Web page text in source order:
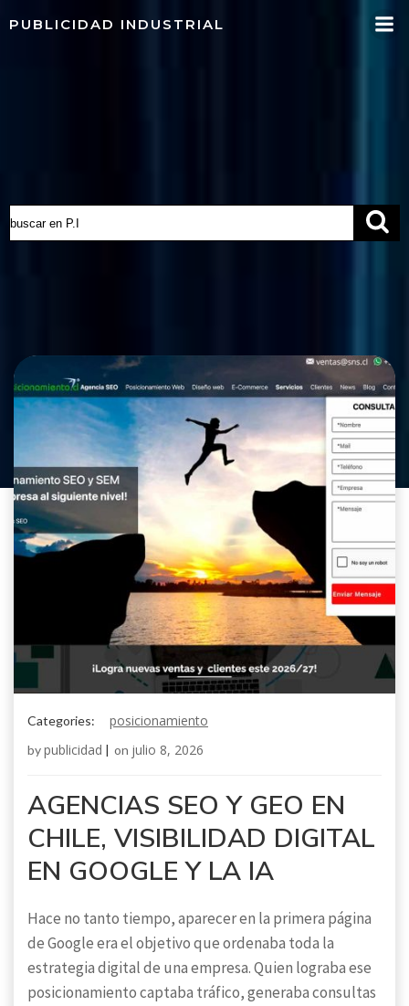
al
PUBLICIDAD INDUSTRIAL
Categories: posicionamiento
bypublicidad | on julio 8, 2026
AGENCIAS SEO Y GEO EN
CHILE, VISIBILIDAD DIGITAL
EN GOOGLE Y LA IA
Hace no tanto tiempo, aparecer en la primera página
de Google era el objetivo que ordenaba toda la
estrategia digital de una empresa. Quien lograba ese
posicionamiento captaba tráfico, generaba consultas